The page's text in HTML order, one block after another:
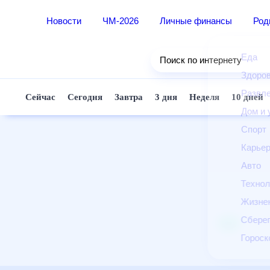
Новости ЧМ-2026 Личные финансы
Еда
Дом
Спорт
Авто
Поиск по интернету
Сейчас Сегодня Завтра 3 дня Неделя 10